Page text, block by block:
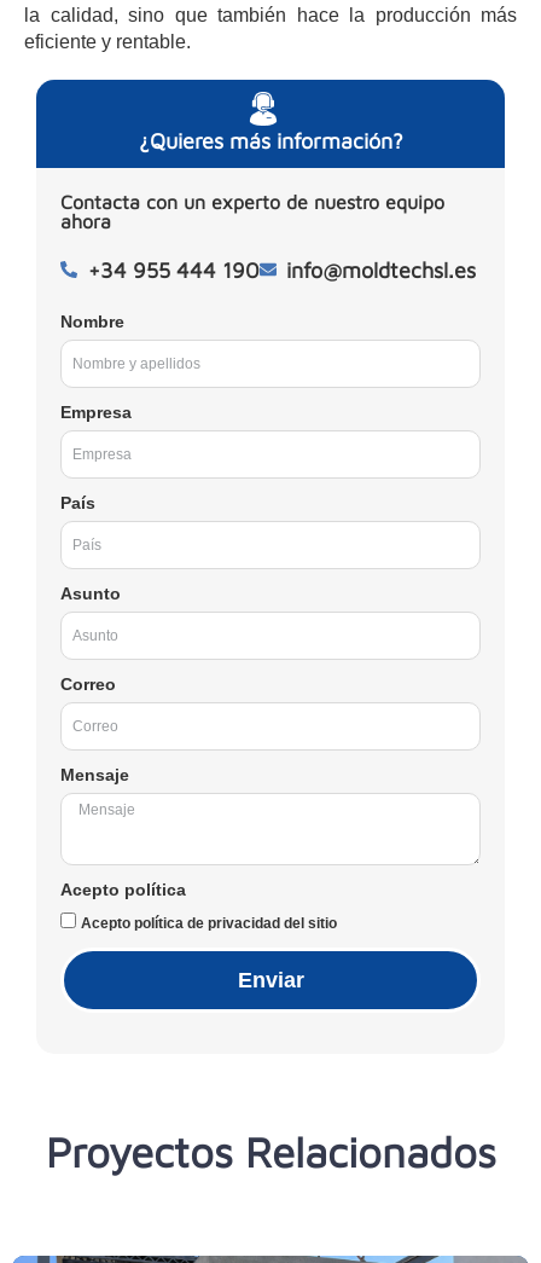
la calidad, sino que también hace la producción más
eficiente y rentable.
¿Quieres más información?
Contacta con un experto de nuestro equipo
ahora
+34 955 444 190 info@moldtechsl.es
Nombre
Empresa
País
Asunto
Correo
Mensaje
Acepto política
Acepto política de privacidad del sitio
Enviar
Proyectos Relacionados